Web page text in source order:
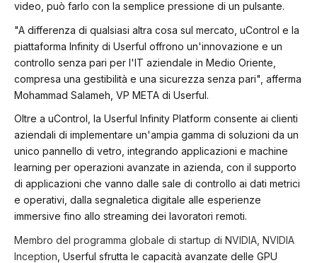
video, può farlo con la semplice pressione di un pulsante.
"A differenza di qualsiasi altra cosa sul mercato, uControl e la
piattaforma Infinity di Userful offrono un'innovazione e un
controllo senza pari per l'IT aziendale in Medio Oriente,
compresa una gestibilità e una sicurezza senza pari", afferma
Mohammad Salameh, VP META di Userful.
Oltre a uControl, la Userful Infinity Platform consente ai clienti
aziendali di implementare un'ampia gamma di soluzioni da un
unico pannello di vetro, integrando applicazioni e machine
learning per operazioni avanzate in azienda, con il supporto
di applicazioni che vanno dalle sale di controllo ai dati metrici
e operativi, dalla segnaletica digitale alle esperienze
immersive fino allo streaming dei lavoratori remoti.
Membro del programma globale di startup di NVIDIA, NVIDIA
Inception , Userful sfrutta le capacità avanzate delle GPU